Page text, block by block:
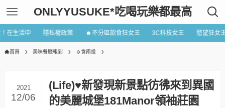
ONLYYUSUKE*吃喝玩樂都最高
在生活中 隱私權政策 ☻不分區飲食狂女王 3C科技女王 慾望狂女
首頁 美味餐廳報到 ☺食南投
(Life)♥新發現新景點彷彿來到異國
的美麗城堡181Manor領袖莊園
2021
12/06